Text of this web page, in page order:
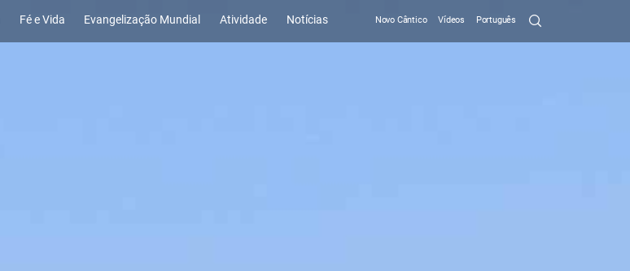
Fé e Vida Evangelização Mundial Atividade Notícias Novo Cântico Vídeos Português Search
Submit